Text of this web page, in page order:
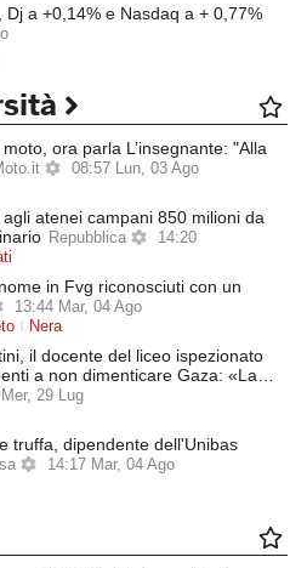
a +0,14% e Nasdaq a + 0,77%
ora parla L’insegnante: "Alla
08:57 Lun, 03 Ago
atenei campani 850 milioni da
Repubblica
14:20
in Fvg riconosciuti con un
13:44 Mar, 04 Ago
Nera
il docente del liceo ispezionato
a non dimenticare Gaza: «La…
29 Lug
truffa, dipendente dell'Unibas
14:17 Mar, 04 Ago